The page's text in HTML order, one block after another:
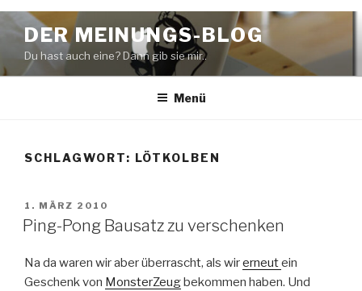
Zum
Inhalt
springen
DER MEINUNGS-BLOG
Du hast auch eine? Dann gib sie mir..
Menü
SCHLAGWORT: LÖTKOLBEN
VERÖFFENTLICHT
AM
1. MÄRZ 2010
Ping-Pong Bausatz zu verschenken
Na da waren wir aber überrascht, als wirerneutein
Geschenk von MonsterZeug bekommen haben. Und